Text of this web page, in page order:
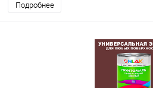
Подробнее